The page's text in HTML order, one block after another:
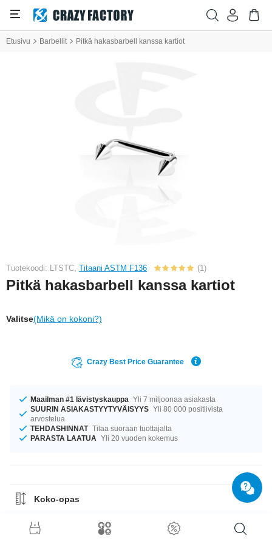
Etusivu Barbellit Pitkä hakasbarbell kanssa kartiot
Tuotekoodi: LTSTC, Titaani ASTM F136 (1)
Pitkä hakasbarbell kanssa kartiot
Valitse(Mikä on kokoni?)
Crazy Best Price Guarantee
Maailman #1 lävistyskauppa Yli 7 miljoonaa asiakasta
SUURIN ASIAKASTYYTYVÄISYYS Yli 80 000 positiivista
arvostelua
TEHDASHINNAT Tilaa suoraan tuottajalta
PARASTA LAATUA Yli 20 vuoden kokemus
Koko-opas
Materiaaliohje